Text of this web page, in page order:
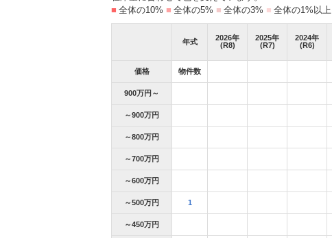
■ 全体の10% ■ 全体の5% ■ 全体の3% ■ 全体の1%以上
年式 2026年
(R8)
2025年
(R7)
2024年
(R6)
価格 物件数
900万円～
～900万円
～800万円
～700万円
～600万円
～500万円 1
～450万円